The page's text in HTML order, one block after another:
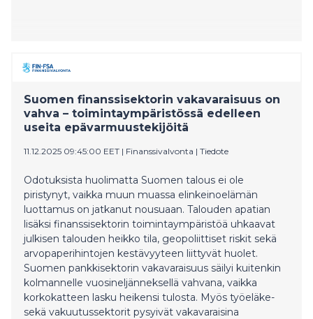
Suomen finanssisektorin vakavaraisuus on
vahva – toimintaympäristössä edelleen
useita epävarmuustekijöitä
11.12.2025 09:45:00 EET | Finanssivalvonta | Tiedote
Odotuksista huolimatta Suomen talous ei ole
piristynyt, vaikka muun muassa elinkeinoelämän
luottamus on jatkanut nousuaan. Talouden apatian
lisäksi finanssisektorin toimintaympäristöä uhkaavat
julkisen talouden heikko tila, geopoliittiset riskit sekä
arvopaperihintojen kestävyyteen liittyvät huolet.
Suomen pankkisektorin vakavaraisuus säilyi kuitenkin
kolmannelle vuosineljänneksellä vahvana, vaikka
korkokatteen lasku heikensi tulosta. Myös työeläke-
sekä vakuutussektorit pysyivät vakavaraisina